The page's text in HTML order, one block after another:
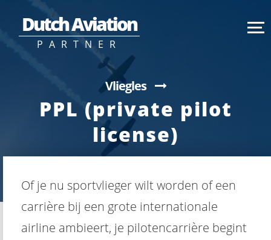
Dutch Aviation
PARTNER
Vliegles
PPL (private pilot
license)
Of je nu sportvlieger wilt worden of een
carrière bij een grote internationale
airline ambieert, je pilotencarrière begint